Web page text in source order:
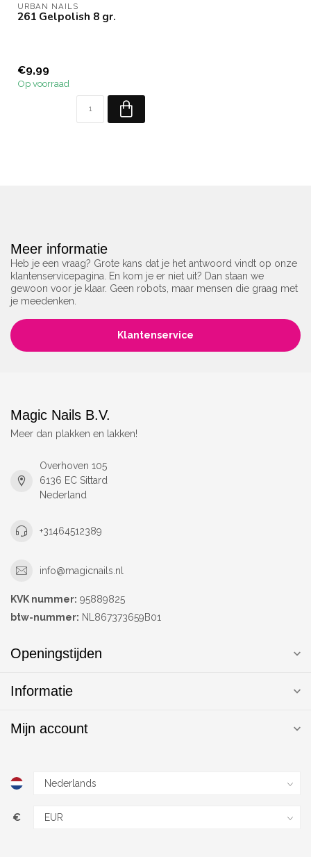
URBAN NAILS
261 Gelpolish 8 gr.
€9,99
Op voorraad
Meer informatie
Heb je een vraag? Grote kans dat je het antwoord vindt op onze
klantenservicepagina. En kom je er niet uit? Dan staan we
gewoon voor je klaar. Geen robots, maar mensen die graag met
je meedenken.
Klantenservice
Magic Nails B.V.
Meer dan plakken en lakken!
Overhoven 105
6136 EC Sittard
Nederland
+31464512389
info@magicnails.nl
KVK nummer: 95889825
btw-nummer: NL867373659B01
Openingstijden
Informatie
Mijn account
€